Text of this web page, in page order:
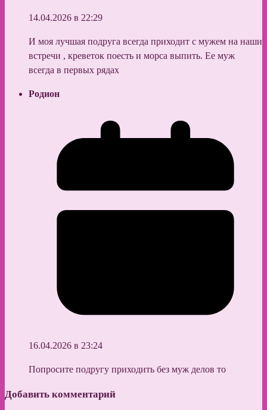
14.04.2026 в 22:29
И моя лучшая подруга всегда приходит с мужем на наши
встречи , креветок поесть и морса выпить. Ее муж
всегда в первых рядах
Родион
16.04.2026 в 23:24
Попросите подругу приходить без муж делов то
Добавить комментарий